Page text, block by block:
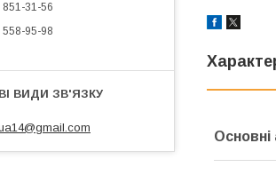
Основні
31-56
95-98